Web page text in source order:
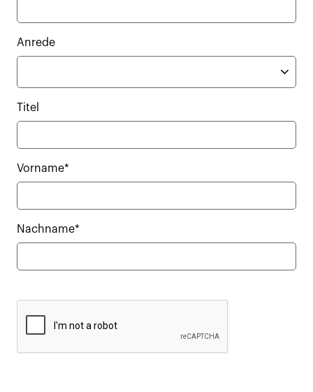
Anrede
Titel
Vorname*
Nachname*